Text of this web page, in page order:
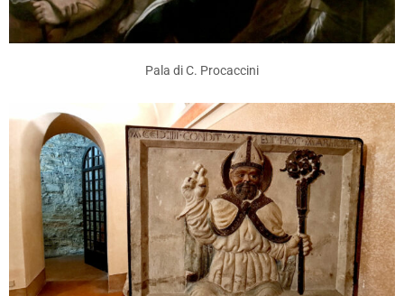
Pala di C. Procaccini